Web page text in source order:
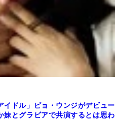
イドル」ピョ・ウンジがデビュー
妹とグラビアで共演するとは思わ